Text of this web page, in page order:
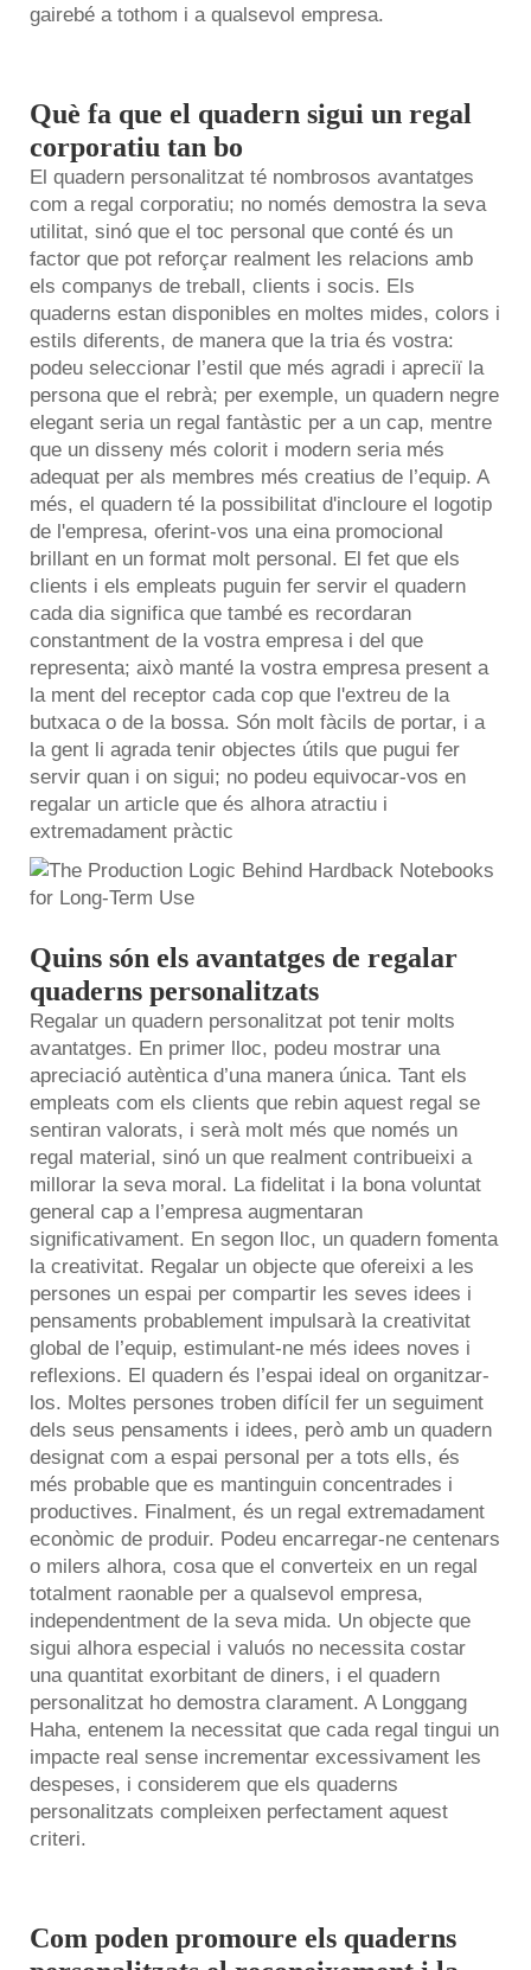
gairebé a tothom i a qualsevol empresa.
Què fa que el quadern sigui un regal
corporatiu tan bo
El quadern personalitzat té nombrosos avantatges
com a regal corporatiu; no només demostra la seva
utilitat, sinó que el toc personal que conté és un
factor que pot reforçar realment les relacions amb
els companys de treball, clients i socis. Els
quaderns estan disponibles en moltes mides, colors i
estils diferents, de manera que la tria és vostra:
podeu seleccionar l’estil que més agradi i apreciï la
persona que el rebrà; per exemple, un quadern negre
elegant seria un regal fantàstic per a un cap, mentre
que un disseny més colorit i modern seria més
adequat per als membres més creatius de l’equip. A
més, el quadern té la possibilitat d'incloure el logotip
de l'empresa, oferint-vos una eina promocional
brillant en un format molt personal. El fet que els
clients i els empleats puguin fer servir el quadern
cada dia significa que també es recordaran
constantment de la vostra empresa i del que
representa; això manté la vostra empresa present a
la ment del receptor cada cop que l'extreu de la
butxaca o de la bossa. Són molt fàcils de portar, i a
la gent li agrada tenir objectes útils que pugui fer
servir quan i on sigui; no podeu equivocar-vos en
regalar un article que és alhora atractiu i
extremadament pràctic
Quins són els avantatges de regalar
quaderns personalitzats
Regalar un quadern personalitzat pot tenir molts
avantatges. En primer lloc, podeu mostrar una
apreciació autèntica d’una manera única. Tant els
empleats com els clients que rebin aquest regal se
sentiran valorats, i serà molt més que només un
regal material, sinó un que realment contribueixi a
millorar la seva moral. La fidelitat i la bona voluntat
general cap a l’empresa augmentaran
significativament. En segon lloc, un quadern fomenta
la creativitat. Regalar un objecte que ofereixi a les
persones un espai per compartir les seves idees i
pensaments probablement impulsarà la creativitat
global de l’equip, estimulant-ne més idees noves i
reflexions. El quadern és l’espai ideal on organitzar-
los. Moltes persones troben difícil fer un seguiment
dels seus pensaments i idees, però amb un quadern
designat com a espai personal per a tots ells, és
més probable que es mantinguin concentrades i
productives. Finalment, és un regal extremadament
econòmic de produir. Podeu encarregar-ne centenars
o milers alhora, cosa que el converteix en un regal
totalment raonable per a qualsevol empresa,
independentment de la seva mida. Un objecte que
sigui alhora especial i valuós no necessita costar
una quantitat exorbitant de diners, i el quadern
personalitzat ho demostra clarament. A Longgang
Haha, entenem la necessitat que cada regal tingui un
impacte real sense incrementar excessivament les
despeses, i considerem que els quaderns
personalitzats compleixen perfectament aquest
criteri.
Com poden promoure els quaderns